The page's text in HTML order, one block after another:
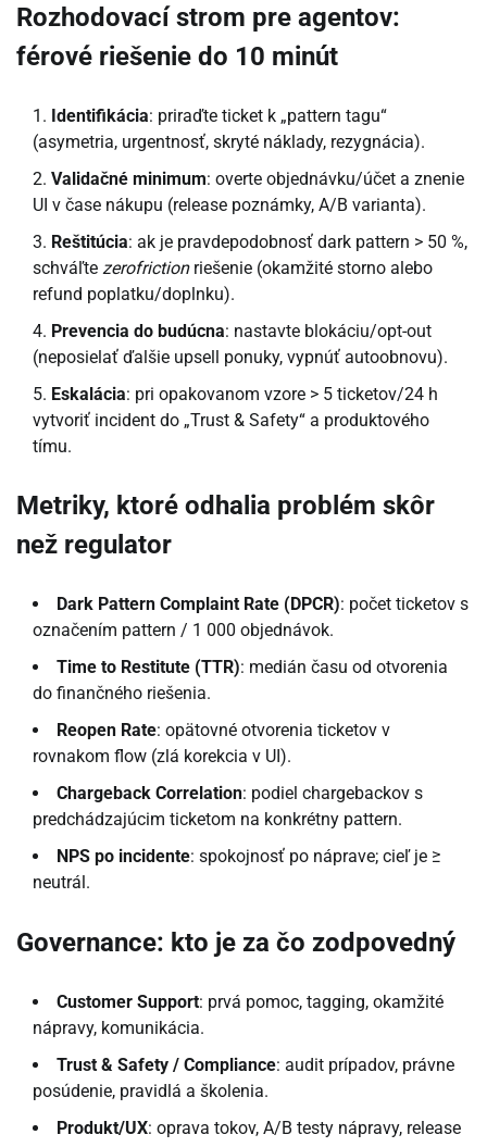
Rozhodovací strom pre agentov:
férové riešenie do 10 minút
Identifikácia: priraďte ticket k „pattern tagu“
(asymetria, urgentnosť, skryté náklady, rezygnácia).
Validačné minimum: overte objednávku/účet a znenie
UI v čase nákupu (release poznámky, A/B varianta).
Reštitúcia: ak je pravdepodobnosť dark pattern > 50 %,
schváľte zerofrictionriešenie (okamžité storno alebo
refund poplatku/doplnku).
Prevencia do budúcna: nastavte blokáciu/opt-out
(neposielať ďalšie upsell ponuky, vypnúť autoobnovu).
Eskalácia: pri opakovanom vzore > 5 ticketov/24 h
vytvoriť incident do „Trust & Safety“ a produktového
tímu.
Metriky, ktoré odhalia problém skôr
než regulator
Dark Pattern Complaint Rate (DPCR): počet ticketov s
označením pattern / 1 000 objednávok.
Time to Restitute (TTR): medián času od otvorenia
do finančného riešenia.
Reopen Rate: opätovné otvorenia ticketov v
rovnakom flow (zlá korekcia v UI).
Chargeback Correlation: podiel chargebackov s
predchádzajúcim ticketom na konkrétny pattern.
NPS po incidente: spokojnosť po náprave; cieľ je ≥
neutrál.
Governance: kto je za čo zodpovedný
Customer Support: prvá pomoc, tagging, okamžité
nápravy, komunikácia.
Trust & Safety / Compliance: audit prípadov, právne
posúdenie, pravidlá a školenia.
Produkt/UX: oprava tokov, A/B testy nápravy, release